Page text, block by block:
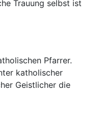
Trauung selbst ist
Pfarrer.
katholischer
Geistlicher die